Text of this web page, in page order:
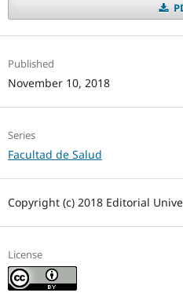
Published
November 10, 2018
Series
Facultad de Salud
Copyright (c) 2018 Editorial
License